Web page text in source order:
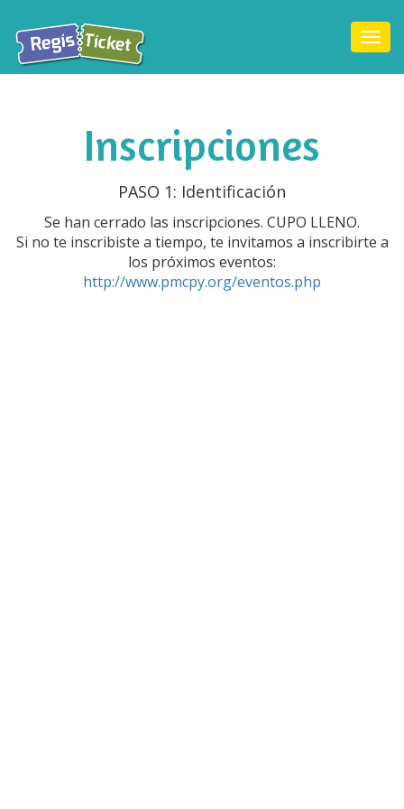
Inscripciones
PASO 1: Identificación
Se han cerrado las inscripciones. CUPO LLENO.
Si no te inscribiste a tiempo, te invitamos a inscribirte a
los próximos eventos:
http://www.pmcpy.org/eventos.php